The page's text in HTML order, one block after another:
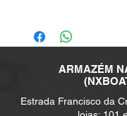
Carreta de Encalhe
Gerador Swell 4KW
Gerador Netuno 6.1
Gerador Onan 5KW
Ar Condicionado 12 mil
ARMAZÉM
Estrada Francisco da